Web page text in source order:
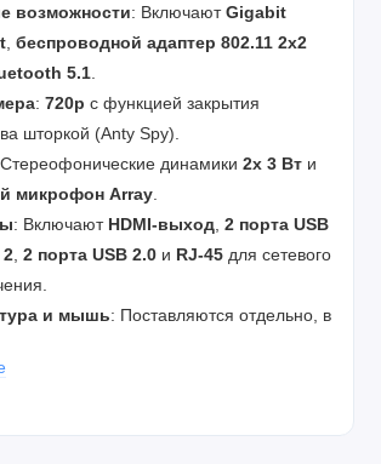
возможности: Включают Gigabit
, беспроводной адаптер 802.11 2x2
5.1.
: 720p с функцией закрытия
шторкой (Anty Spy).
динамики 2x 3 Вт и
микрофон Array.
: Включают HDMI-выход, 2 порта USB
2, 2 порта USB 2.0 и RJ-45 для сетевого
и мышь: Поставляются отдельно, в
:23,8-дюймовый безрамочный